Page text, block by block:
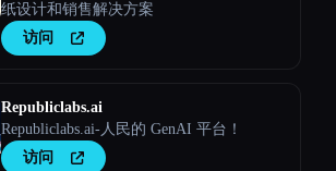
纸设计和销售解决方案
访问
Republiclabs.ai
Republiclabs.ai-人民的 GenAI 平台！
访问